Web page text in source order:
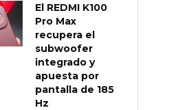
El REDMI K100
Pro Max
recupera el
subwoofer
integrado y
apuesta por
pantalla de 185
Hz